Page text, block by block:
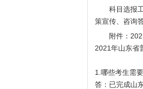
科目选报工
策宣传、咨询
附件：2021
2021年山东省
1.哪些考生需
答：已完成山